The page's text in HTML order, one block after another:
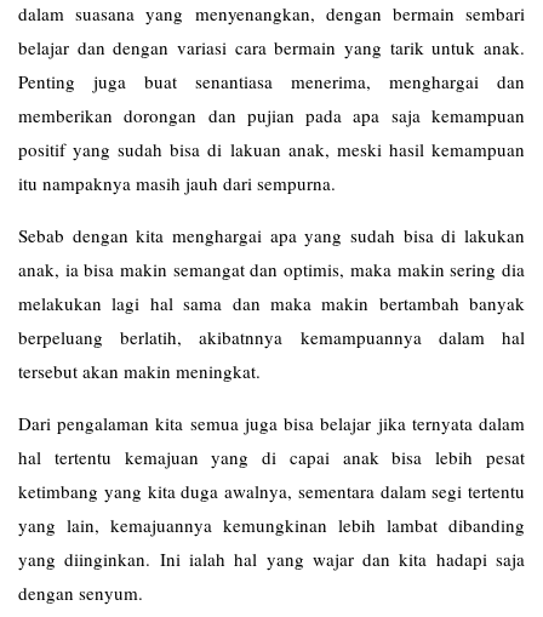
dalam suasana yang menyenangkan, dengan bermain sembari
belajar dan dengan variasi cara bermain yang tarik untuk anak.
Penting juga buat senantiasa menerima, menghargai dan
memberikan dorongan dan pujian pada apa saja kemampuan
positif yang sudah bisa di lakuan anak, meski hasil kemampuan
itu nampaknya masih jauh dari sempurna.
Sebab dengan kita menghargai apa yang sudah bisa di lakukan
anak, ia bisa makin semangat dan optimis, maka makin sering dia
melakukan lagi hal sama dan maka makin bertambah banyak
berpeluang berlatih, akibatnnya kemampuannya dalam hal
tersebut akan makin meningkat.
Dari pengalaman kita semua juga bisa belajar jika ternyata dalam
hal tertentu kemajuan yang di capai anak bisa lebih pesat
ketimbang yang kita duga awalnya, sementara dalam segi tertentu
yang lain, kemajuannya kemungkinan lebih lambat dibanding
yang diinginkan. Ini ialah hal yang wajar dan kita hadapi saja
dengan senyum.